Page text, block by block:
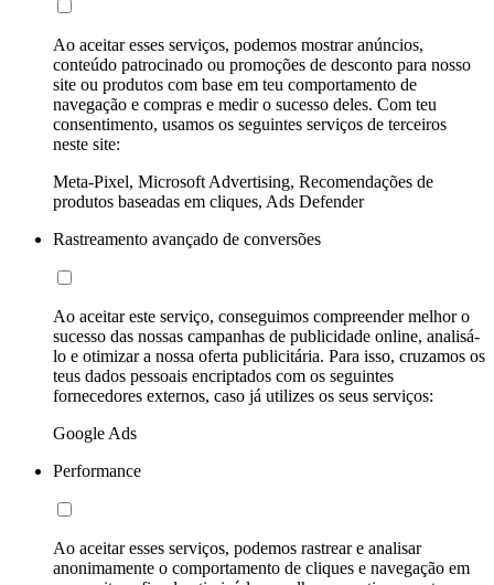
Ao aceitar esses serviços, podemos mostrar anúncios,
conteúdo patrocinado ou promoções de desconto para nosso
site ou produtos com base em teu comportamento de
navegação e compras e medir o sucesso deles. Com teu
consentimento, usamos os seguintes serviços de terceiros
neste site:
Meta-Pixel, Microsoft Advertising, Recomendações de
produtos baseadas em cliques, Ads Defender
Rastreamento avançado de conversões
Ao aceitar este serviço, conseguimos compreender melhor o
sucesso das nossas campanhas de publicidade online, analisá-
lo e otimizar a nossa oferta publicitária. Para isso, cruzamos os
teus dados pessoais encriptados com os seguintes
fornecedores externos, caso já utilizes os seus serviços:
Google Ads
Performance
Ao aceitar esses serviços, podemos rastrear e analisar
anonimamente o comportamento de cliques e navegação em